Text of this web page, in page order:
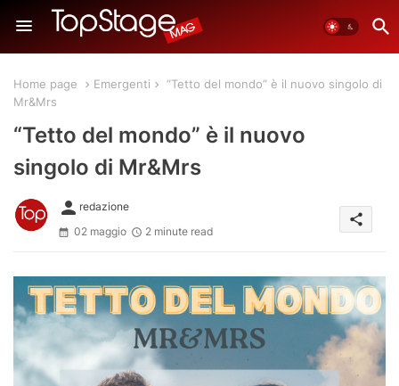
Home page Emergenti
“Tetto del mondo” è il nuovo singolo di
Mr&Mrs
“Tetto del mondo” è il nuovo
singolo di Mr&Mrs
person redazione
02 maggio
2 minute read
share